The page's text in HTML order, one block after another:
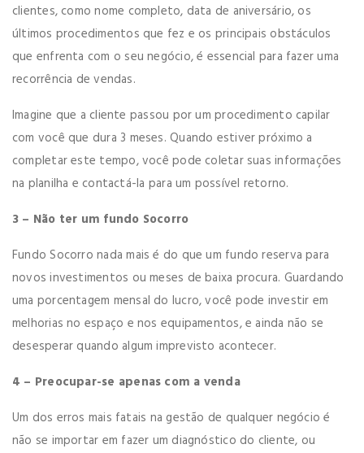
clientes, como nome completo, data de aniversário, os
últimos procedimentos que fez e os principais obstáculos
que enfrenta com o seu negócio, é essencial para fazer uma
recorrência de vendas.
Imagine que a cliente passou por um procedimento capilar
com você que dura 3 meses. Quando estiver próximo a
completar este tempo, você pode coletar suas informações
na planilha e contactá-la para um possível retorno.
3 – Não ter um fundo Socorro
Fundo Socorro nada mais é do que um fundo reserva para
novos investimentos ou meses de baixa procura. Guardando
uma porcentagem mensal do lucro, você pode investir em
melhorias no espaço e nos equipamentos, e ainda não se
desesperar quando algum imprevisto acontecer.
4 – Preocupar-se apenas com a venda
Um dos erros mais fatais na gestão de qualquer negócio é
não se importar em fazer um diagnóstico do cliente, ou